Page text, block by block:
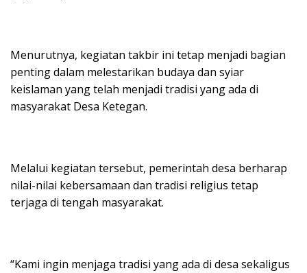
Menurutnya, kegiatan takbir ini tetap menjadi bagian
penting dalam melestarikan budaya dan syiar
keislaman yang telah menjadi tradisi yang ada di
masyarakat Desa Ketegan.
Melalui kegiatan tersebut, pemerintah desa berharap
nilai-nilai kebersamaan dan tradisi religius tetap
terjaga di tengah masyarakat.
“Kami ingin menjaga tradisi yang ada di desa sekaligus